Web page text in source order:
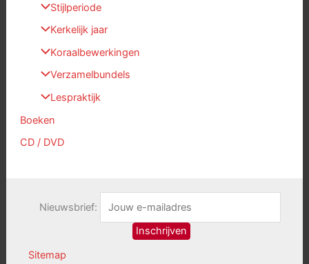
Stijlperiode
Kerkelijk jaar
Koraalbewerkingen
Verzamelbundels
Lespraktijk
Boeken
CD / DVD
Nieuwsbrief:
Sitemap